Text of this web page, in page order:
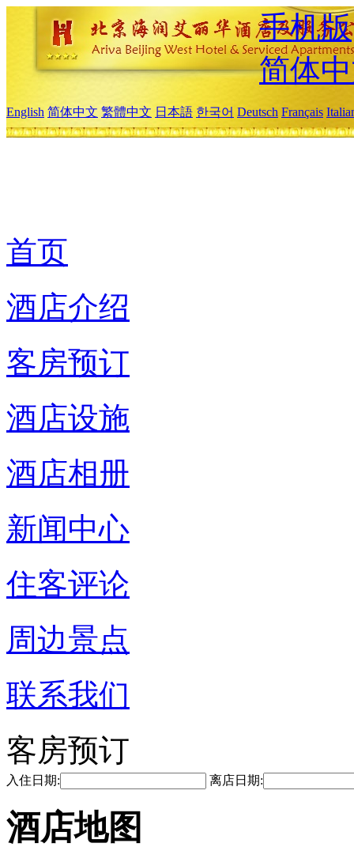
手机版
简体
English 简体中文 繁體中文 日本語 한국어 Deutsch Français
首页
酒店介绍
客房预订
酒店设施
酒店相册
新闻中心
住客评论
周边景点
联系我们
客房预订
入住日期: 离店日期:
酒店地图